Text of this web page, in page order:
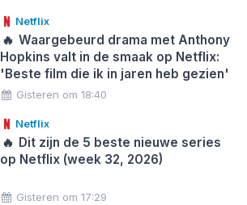
Netflix
🔥 Waargebeurd drama met Anthony
Hopkins valt in de smaak op Netflix:
'Beste film die ik in jaren heb gezien'
Gisteren om 18:40
Netflix
🔥 Dit zijn de 5 beste nieuwe series
op Netflix (week 32, 2026)
Gisteren om 17:29